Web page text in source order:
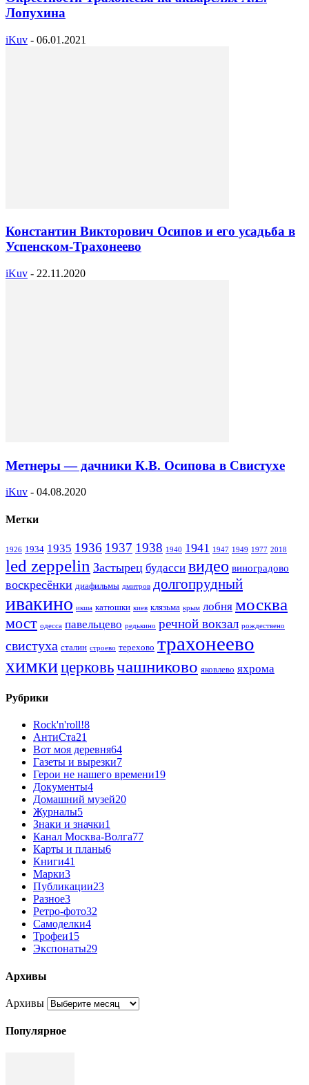
Лопухина
iKuv - 06.01.2021
Константин Викторович Осипов и его усадьба в
Успенском-Трахонеево
iKuv - 22.11.2020
Метнеры — дачники К.В. Осипова в Свистухе
iKuv - 04.08.2020
Метки
1926 1934 1935 1936 1937 1938 1940 1941 1947 1949 1977 2018
led zeppelin Застырец будасси видео виноградово
воскресёнки диафильмы дмитров долгопрудный
ивакино икша катюшки киев клязьма крым лобня москва
мост одесса павельцево редькино речной вокзал рождествено
свистуха сталин строево терехово трахонеево
химкицерковьчашниково яковлево яхрома
Рубрики
Rock'n'roll!8
АнтиСта21
Вот моя деревня64
Газеты и вырезки7
Герои не нашего времени19
Документы4
Домашний музей20
Журналы5
Знаки и значки1
Канал Москва-Волга77
Карты и планы6
Книги41
Марки3
Публикации23
Разное3
Ретро-фото32
Самоделки4
Трофеи15
Экспонаты29
Архивы
Архивы
Популярное